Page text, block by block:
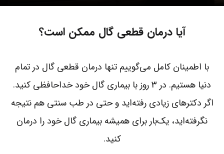
آیا درمان قطعی گال ممکن است؟
با اطمینان کامل می‌گوییم تنها درمان قطعی گال در تمام
دنیا هستیم. در ۳ روز با بیماری گال خود خداحافظی کنید.
اگر دکترهای زیادی رفته‌اید و حتی در طب سنتی هم نتیجه
نگرفته‌اید، یک‌بار برای همیشه بیماری گال خود را درمان
کنید.